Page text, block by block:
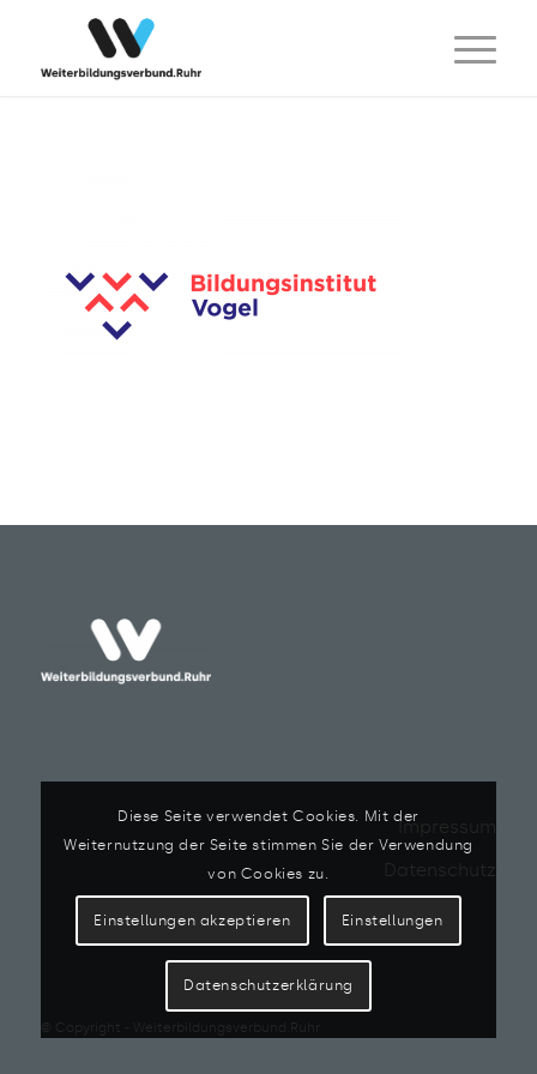
Impressum
Datenschutz
© Copyright - Weiterbildungsverbund.Ruhr
Diese Seite verwendet Cookies. Mit der
Weiternutzung der Seite stimmen Sie der Verwendung
von Cookies zu.
Einstellungen akzeptieren Einstellungen
Datenschutzerklärung